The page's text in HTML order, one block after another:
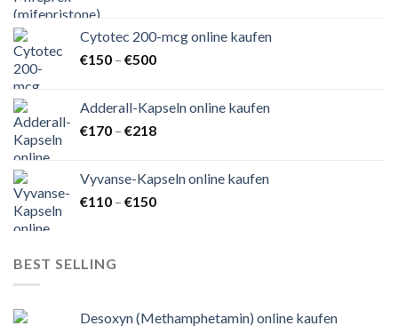
Cytotec 200-mcg online kaufen
€150 – €500Preisspanne:
€500
Adderall-Kapseln online kaufen
€170 – €218Preisspanne:
€218
Vyvanse-Kapseln online kaufen
€110 – €150Preisspanne:
BEST SELLING
Desoxyn (Methamphetamin) online kaufen